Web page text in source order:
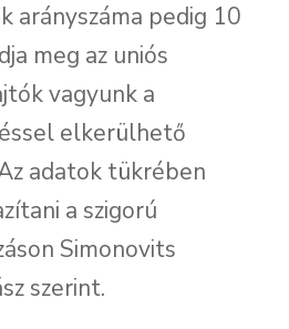
arányszáma pedig 10
meg az uniós
vagyunk a
elkerülhető
adatok tükrében
a szigorú
Simonovits
szerint.